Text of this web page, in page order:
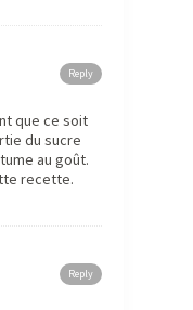
Reply
que ce soit
du sucre
au goût.
recette.
Reply